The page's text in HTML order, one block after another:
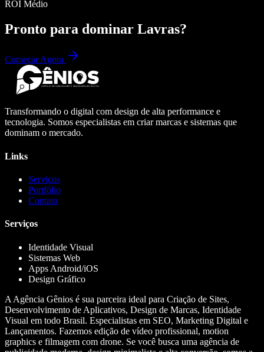
ROI Médio
Pronto para dominar Lavras?
Começar Agora
Transformando o digital com design de alta performance e
tecnologia. Somos especialistas em criar marcas e sistemas que
dominam o mercado.
Links
Serviços
Portfólio
Contato
Serviços
Identidade Visual
Sistemas Web
Apps Android/iOS
Design Gráfico
A Agência Gênios é sua parceira ideal para Criação de Sites,
Desenvolvimento de Aplicativos, Design de Marcas, Identidade
Visual em todo Brasil. Especialistas em SEO, Marketing Digital e
Lançamentos. Fazemos edição de vídeo profissional, motion
graphics e filmagem com drone. Se você busca uma agência de